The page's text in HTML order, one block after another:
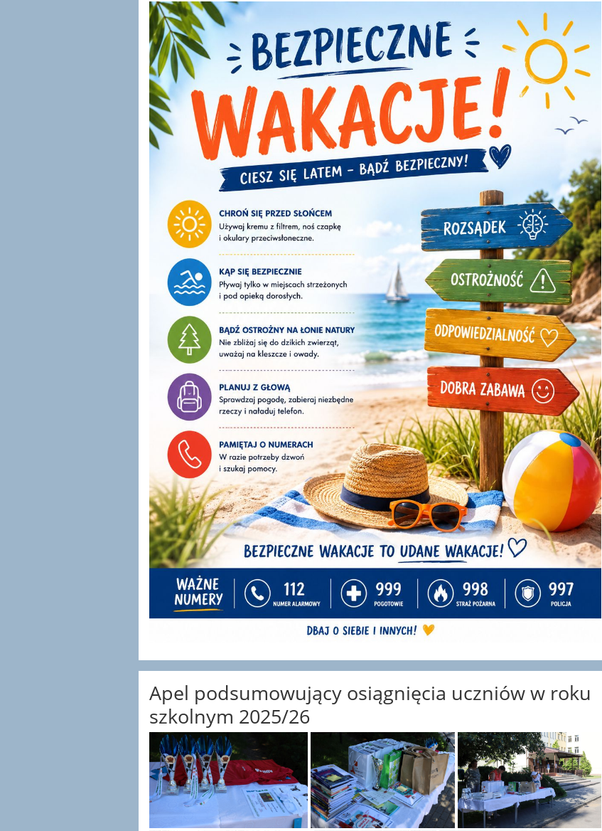
Apel podsumowujący osiągnięcia uczniów w roku
szkolnym 2025/26